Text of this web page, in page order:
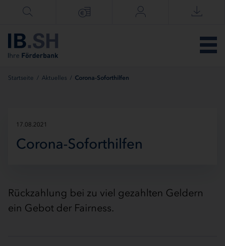
Menü überspringen
Startseite / Aktuelles / Corona-Soforthilfen
17.08.2021
Corona-Soforthilfen
Rückzahlung bei zu viel gezahlten Geldern
ein Gebot der Fairness.